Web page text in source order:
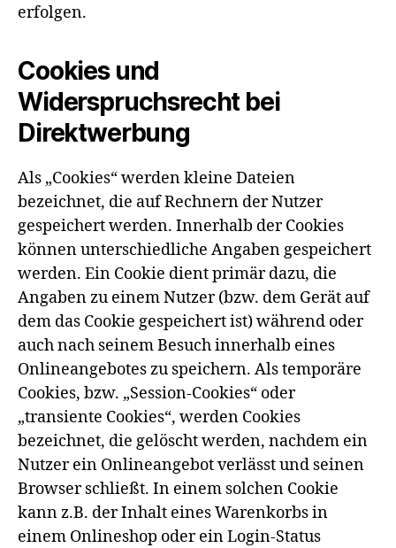
erfolgen.
Cookies und
Widerspruchsrecht bei
Direktwerbung
Als „Cookies“ werden kleine Dateien
bezeichnet, die auf Rechnern der Nutzer
gespeichert werden. Innerhalb der Cookies
können unterschiedliche Angaben gespeichert
werden. Ein Cookie dient primär dazu, die
Angaben zu einem Nutzer (bzw. dem Gerät auf
dem das Cookie gespeichert ist) während oder
auch nach seinem Besuch innerhalb eines
Onlineangebotes zu speichern. Als temporäre
Cookies, bzw. „Session-Cookies“ oder
„transiente Cookies“, werden Cookies
bezeichnet, die gelöscht werden, nachdem ein
Nutzer ein Onlineangebot verlässt und seinen
Browser schließt. In einem solchen Cookie
kann z.B. der Inhalt eines Warenkorbs in
einem Onlineshop oder ein Login-Status